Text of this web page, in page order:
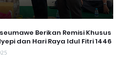
Berikan Remisi Khusus
dan Hari Raya Idul Fitri 1446